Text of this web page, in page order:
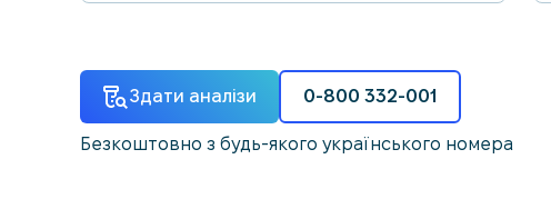
Здати аналізи 0-800 332-001
Безкоштовно з будь-якого українського номера